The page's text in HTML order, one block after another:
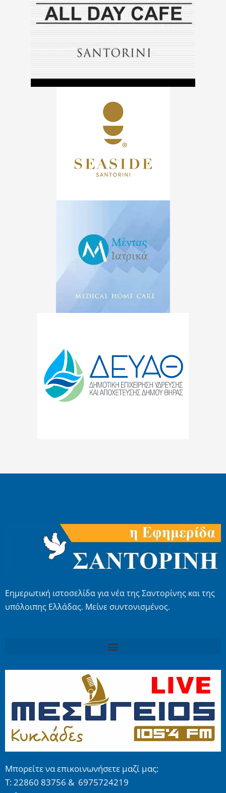
Εημερωτική ιστοσελίδα για νέα της Σαντορίνης και της
υπόλοιπης Ελλάδας. Μείνε συντονισμένος.
Μπορείτε να επικοινωνήσετε μαζί μας:
Τ: 22860 83756 & 6975724219